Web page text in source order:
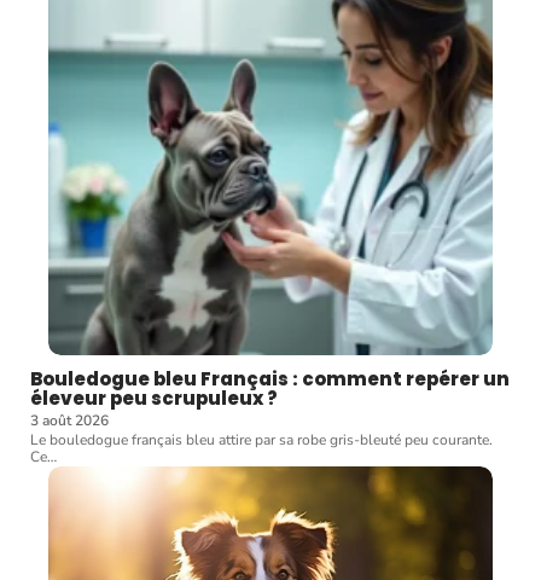
Bouledogue bleu Français : comment repérer un
éleveur peu scrupuleux ?
3 août 2026
Le bouledogue français bleu attire par sa robe gris-bleuté peu courante.
Ce…